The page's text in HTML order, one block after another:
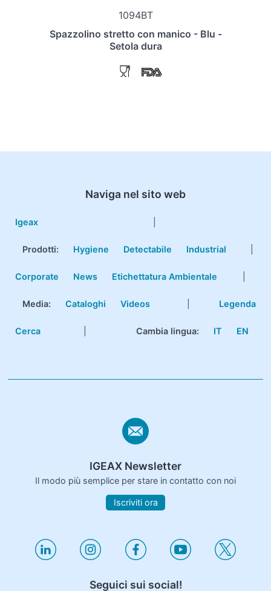
1094BT
Spazzolino stretto con manico - Blu -
Setola dura
Naviga nel sito web
Igeax
Prodotti: Hygiene Detectabile Industrial
Corporate News Etichettatura Ambientale
Media: Cataloghi Videos Legenda
Cerca Cambia lingua: IT EN
IGEAX Newsletter
Il modo più semplice per stare in contatto con noi
Iscriviti ora
Seguici sui social!